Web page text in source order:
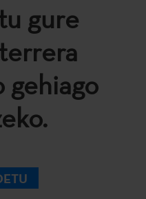
gure
gehiago